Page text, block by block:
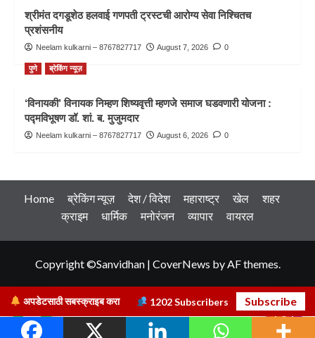
श्रीमंत दगडूशेठ हलवाई गणपती ट्रस्टची आरोग्य सेवा निश्चितच
प्रशंसनीय
Neelam kulkarni – 8767827717 August 7, 2026 0
पुणे ब्रेकिंग न्यूज़
‘विनायकी’ विनायक निम्हण शिष्यवृत्ती म्हणजे समाज घडवणारी योजना :
पद्मविभूषण डॉ. शां. ब. मुजुमदार
Neelam kulkarni – 8767827717 August 6, 2026 0
Home ब्रेकिंग न्यूज़ देश / विदेश महाराष्ट्र खेल
शहर
क्राइम
धार्मिक मनोरंजन व्यापार वायरल
Copyright ©Sanvidhan | CoverNews by AF themes.
अपडेटसाठी सबस्क्राइब करा 1202Subscribers Subscribe